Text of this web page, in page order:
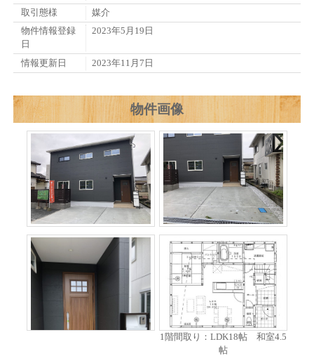
取引態様
媒介
物件情報登録
日
2023年5月19日
情報更新日 2023年11月7日
物件画像
1階間取り：LDK18帖 和室4.5
帖